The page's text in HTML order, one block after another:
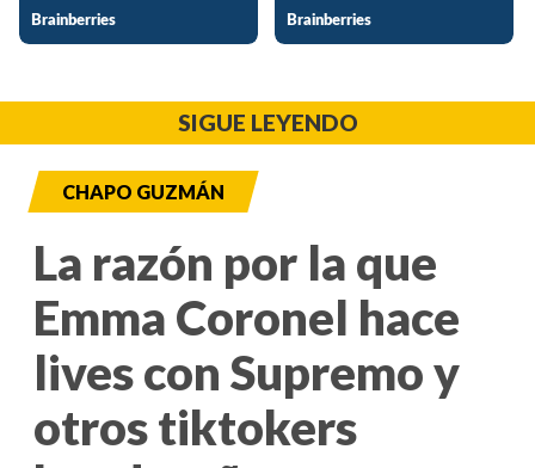
SIGUE LEYENDO
CHAPO GUZMÁN
La razón por la que
Emma Coronel hace
lives con Supremo y
otros tiktokers